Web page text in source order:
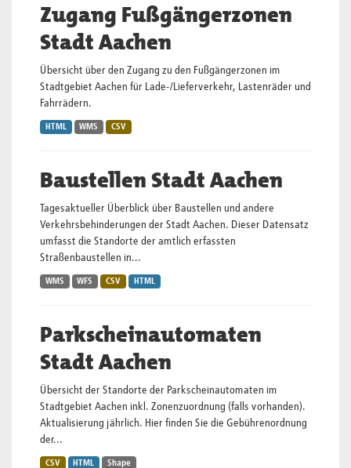
Zugang Fußgängerzonen
Stadt Aachen
Übersicht über den Zugang zu den Fußgängerzonen im
Stadtgebiet Aachen für Lade-/Lieferverkehr, Lastenräder und
Fahrrädern.
HTML WMS CSV
Baustellen Stadt Aachen
Tagesaktueller Überblick über Baustellen und andere
Verkehrsbehinderungen der Stadt Aachen. Dieser Datensatz
umfasst die Standorte der amtlich erfassten
Straßenbaustellen in...
WMS WFS CSV HTML
Parkscheinautomaten
Stadt Aachen
Übersicht der Standorte der Parkscheinautomaten im
Stadtgebiet Aachen inkl. Zonenzuordnung (falls vorhanden).
Aktualisierung jährlich. Hier finden Sie die Gebührenordnung
der...
CSV HTML Shape